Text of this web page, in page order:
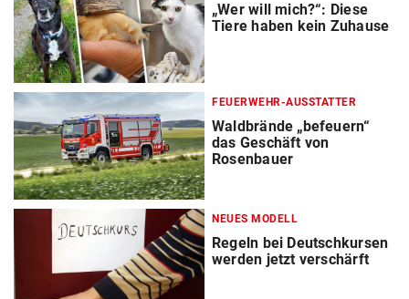
„Wer will mich?“: Diese
Tiere haben kein Zuhause
FEUERWEHR-AUSSTATTER
Waldbrände „befeuern“
das Geschäft von
Rosenbauer
NEUES MODELL
Regeln bei Deutschkursen
werden jetzt verschärft